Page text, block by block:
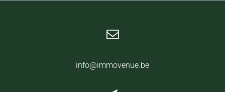
info@immovenue.be